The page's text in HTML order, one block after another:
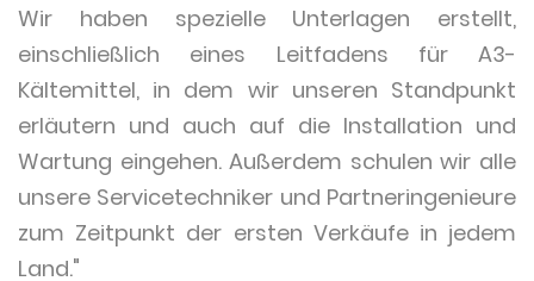
Wir haben spezielle Unterlagen erstellt,
einschließlich eines Leitfadens für A3-
Kältemittel, in dem wir unseren Standpunkt
erläutern und auch auf die Installation und
Wartung eingehen. Außerdem schulen wir alle
unsere Servicetechniker und Partneringenieure
zum Zeitpunkt der ersten Verkäufe in jedem
Land."